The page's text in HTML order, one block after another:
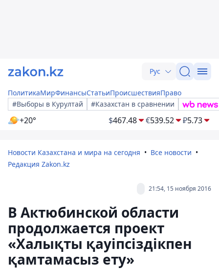
Рус
ПолитикаМирФинансыСтатьиПроисшествияПраво
#Выборы в Курултай
#Казахстан в сравнении
+20° $467.48 €539.52 ₽5.73
Новости Казахстана и мира на сегодня
Все новости
Редакция Zakon.kz
21:54, 15 ноября 2016
В Актюбинской области
продолжается проект
«Халықты қауіпсіздікпен
қамтамасыз ету»